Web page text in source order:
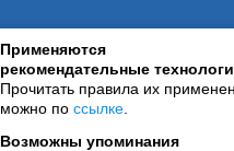
Применяются
рекомендательные
Прочитать правила их
можно по ссылке
Возможны упоминания